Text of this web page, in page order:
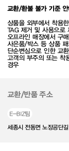
교환/환불 불가 기준 안
상품을 외부에서 착용
TAG 제거 및 사용으로
오프라인 매장에서 구
사은품/박스 등 상품
단순변심으로 인한 교
고객의 부주의 또는 착
경우
교환/반품 주소
E-BIZ팀
세종시 전동면 노장공단